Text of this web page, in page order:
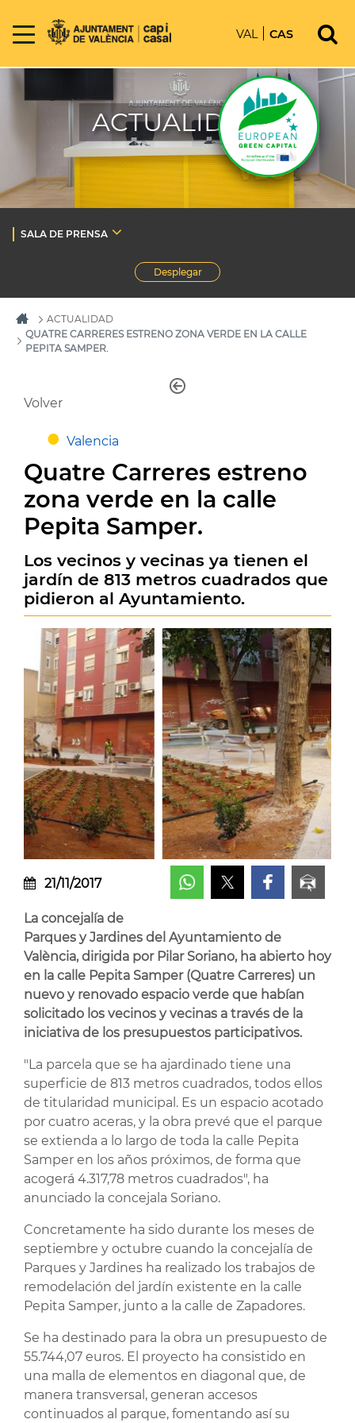
VAL CAS
ACTUALIDAD
SALA DE PRENSA
Desplegar
ACTUALIDAD
QUATRE CARRERES ESTRENO ZONA VERDE EN LA CALLE
PEPITA SAMPER.
Volver
Valencia
Quatre Carreres estreno
zona verde en la calle
Pepita Samper.
Los vecinos y vecinas ya tienen el
jardín de 813 metros cuadrados que
pidieron al Ayuntamiento.
21/11/2017
La concejalía de
Parques y Jardines del Ayuntamiento de
València, dirigida por Pilar Soriano, ha abierto hoy
en la calle Pepita Samper (Quatre Carreres) un
nuevo y renovado espacio verde que habían
solicitado los vecinos y vecinas a través de la
iniciativa de los presupuestos participativos.
"La parcela que se ha ajardinado tiene una
superficie de 813 metros cuadrados, todos ellos
de titularidad municipal. Es un espacio acotado
por cuatro aceras, y la obra prevé que el parque
se extienda a lo largo de toda la calle Pepita
Samper en los años próximos, de forma que
acogerá 4.317,78 metros cuadrados", ha
anunciado la concejala Soriano.
Concretamente ha sido durante los meses de
septiembre y octubre cuando la concejalía de
Parques y Jardines ha realizado los trabajos de
remodelación del jardín existente en la calle
Pepita Samper, junto a la calle de Zapadores.
Se ha destinado para la obra un presupuesto de
55.744,07 euros. El proyecto ha consistido en
una malla de elementos en diagonal que, de
manera transversal, generan accesos
continuados al parque, fomentando así su